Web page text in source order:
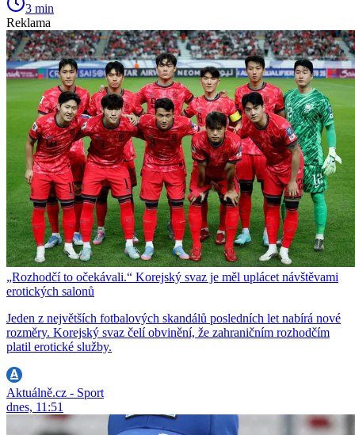
3 min
Reklama
„Rozhodčí to očekávali.“ Korejský svaz je měl uplácet návštěvami
erotických salonů
Jeden z největších fotbalových skandálů posledních let nabírá nové
rozměry. Korejský svaz čelí obvinění, že zahraničním rozhodčím
platil erotické služby.
Aktuálně.cz - Sport
dnes, 11:51